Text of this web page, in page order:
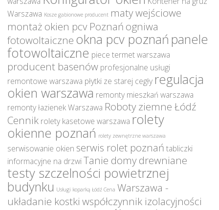
Warszawa Kosze gabionowe producent maty wejściowe
montaż okien pcv Poznań ogniwa
fotowoltaiczne okna pcv poznań panele
fotowoltaiczne piece termet warszawa
producent basenów profesjonalne usługi
remontowe warszawa płytki ze starej cegły regulacja
okien warszawa remonty mieszkań warszawa
remonty łazienek Warszawa Roboty ziemne Łódź
Cennik rolety kasetowe warszawa rolety
okienne poznań rolety zewnętrzne warszawa
serwisowanie okien serwis rolet poznań tabliczki
informacyjne na drzwiTanie domy drewniane
testy szczelności powietrznej
budynku Usługi koparką Łódź Cena Warszawa -
układanie kostki współczynnik izolacyjności